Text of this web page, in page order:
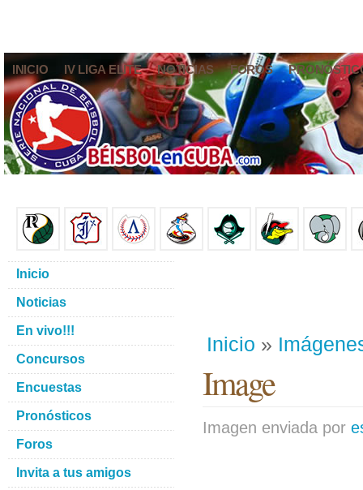
INICIO IV LIGA ELITE NOTICIAS FOROS
Inicio »
Image
Imagen enviada por
Inicio
Noticias
En vivo!!!
Concursos
Encuestas
Pronósticos
Foros
Invita a tus amigos